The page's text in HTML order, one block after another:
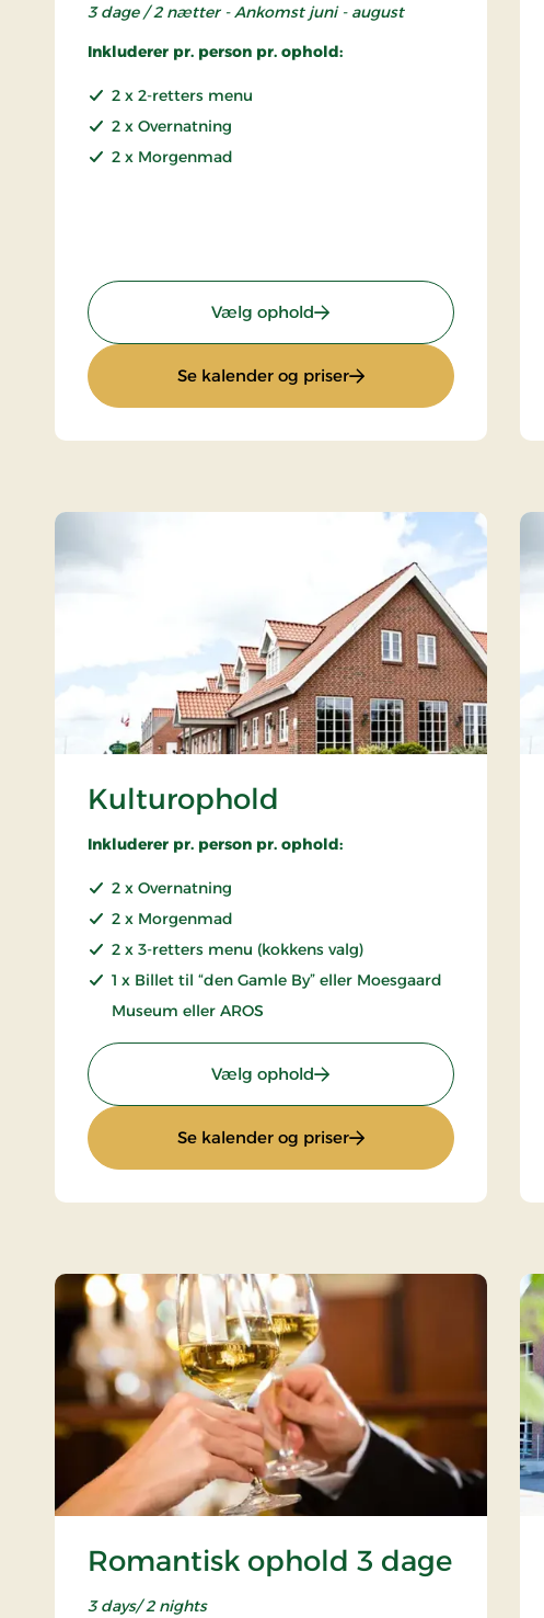
3 dage / 2 nætter - Ankomst juni - august
Inkluderer pr. person pr. ophold:
2 x 2-retters menu
2 x Overnatning
2 x Morgenmad
Vælg ophold: Sommerophold
Se kalender og priser: Sommerophold
Kulturophold
Inkluderer pr. person pr. ophold:
2 x Overnatning
2 x Morgenmad
2 x 3-retters menu (kokkens valg)
1 x Billet til “den Gamle By” eller Moesgaard
Museum eller AROS
Vælg ophold: Kulturophold
Se kalender og priser: Kulturophold
Romantisk ophold 3 dage
3 days/ 2 nights